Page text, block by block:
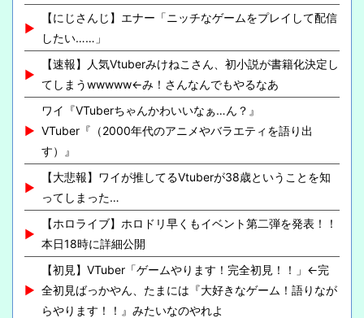
【にじさんじ】エナー「ニッチなゲームをプレイして配信
したい……」
【速報】人気Vtuberみけねこさん、初小説が書籍化決定し
てしまうwwwww←み！さんなんでもやるなあ
ワイ『VTuberちゃんかわいいなぁ…ん？』
VTuber『（2000年代のアニメやバラエティを語り出
す）』
【大悲報】ワイが推してるVtuberが38歳ということを知
ってしまった…
【ホロライブ】ホロドリ早くもイベント第二弾を発表！！
本日18時に詳細公開
【初見】VTuber「ゲームやります！完全初見！！」←完
全初見ばっかやん、たまには『大好きなゲーム！語りなが
らやります！！』みたいなのやれよ